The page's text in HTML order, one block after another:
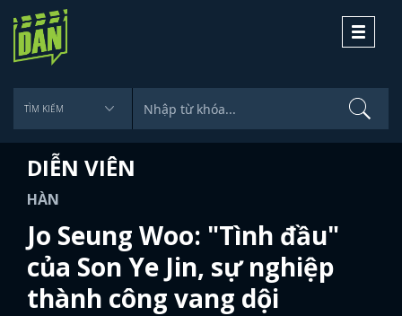
Toggle
DIỄN VIÊN
HÀN
Jo Seung Woo: "Tình đầu"
của Son Ye Jin, sự nghiệp
thành công vang dội